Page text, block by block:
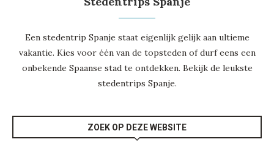
Een stedentrip Spanje staat eigenlijk gelijk aan ultieme
vakantie. Kies voor één van de topsteden of durf eens een
onbekende Spaanse stad te ontdekken. Bekijk de leukste
stedentrips Spanje.
ZOEK OP DEZE WEBSITE